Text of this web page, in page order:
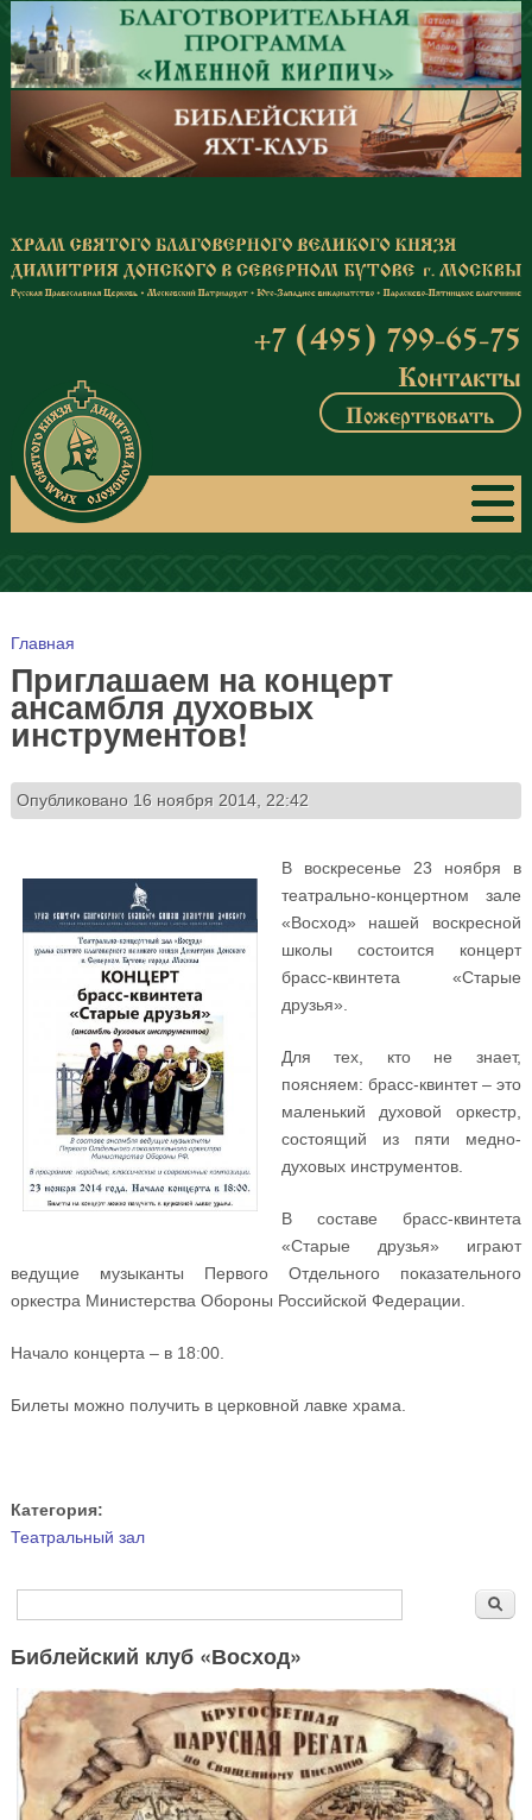
Перейти к основному содержанию
+7 (495) 799-65-75
Контакты
Пожертвовать
Вы здесь
Главная
Приглашаем на концерт
ансамбля духовых
инструментов!
Опубликовано 16 ноября 2014, 22:42
В воскресенье 23 ноября в
театрально-концертном зале
«Восход» нашей воскресной
школы состоится концерт
брасс-квинтета «Старые
друзья».
Для тех, кто не знает,
поясняем: брасс-квинтет – это
маленький духовой оркестр,
состоящий из пяти медно-
духовых инструментов.
В составе брасс-квинтета
«Старые друзья» играют
ведущие музыканты Первого Отдельного показательного
оркестра Министерства Обороны Российской Федерации.
Начало концерта – в 18:00.
Билеты можно получить в церковной лавке храма.
Категория:
Театральный зал
Форма поиска
Библейский клуб «Восход»